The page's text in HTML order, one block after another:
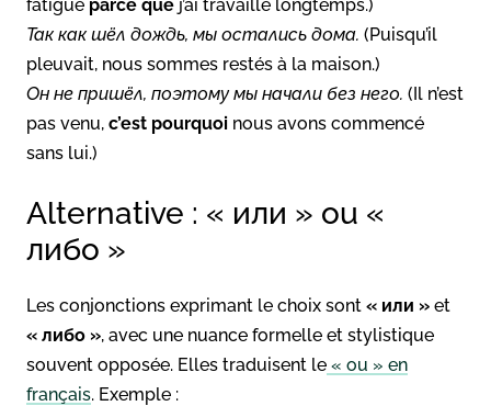
fatigué parce que j’ai travaillé longtemps.)
Так как шёл дождь, мы остались дома. (Puisqu’il
pleuvait, nous sommes restés à la maison.)
Он не пришёл, поэтому мы начали без него. (Il n’est
pas venu, c’est pourquoi nous avons commencé
sans lui.)
Alternative : « или » ou «
либо »
Les conjonctions exprimant le choix sont « или » et
« либо », avec une nuance formelle et stylistique
souvent opposée. Elles traduisent le « ou » en
français. Exemple :